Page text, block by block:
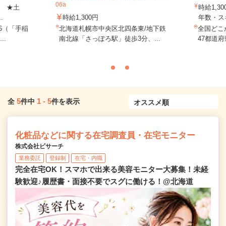
★土
（「手稲
06a
時給1,300円
北海道札幌市中央区北四条東/地下鉄
南北線「さっぽろ駅」徒歩3分、...
時給
年数・
全国どこ
47都道
全 5件中 1 - 5件を表示
化粧品などに関する在宅調査員・在宅モニター
株式会社ビサーチ
業務委託 登録制 在宅・内職
完全在宅OK！スマホで出来る美容モニター大募集！未経
験歓迎♪履歴書・面接不要でスグに働ける！@北海道